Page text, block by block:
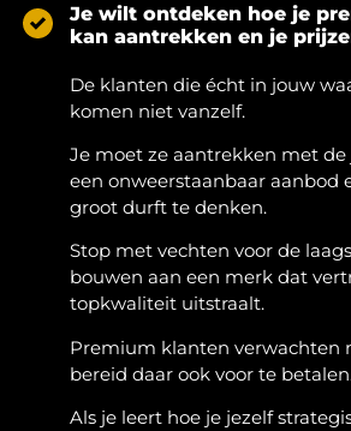
Je wilt ontdeken hoe je
kan aantrekken en je
De klanten die écht in jouw
komen niet vanzelf.
Je moet ze aantrekken met
een onweerstaanbaar aanbod
groot durft te denken.
Stop met vechten voor de
bouwen aan een merk dat
topkwaliteit uitstraalt.
Premium klanten verwachten
bereid daar ook voor te
Als je leert hoe je jezelf